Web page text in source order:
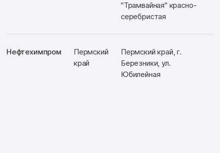
"Трамвайная" красно-
серебристая
Нефтехимпром
Пермский
край
Пермский край, г.
Березники, ул.
Юбилейная